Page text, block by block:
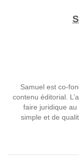
Samuel est co-
contenu éditorial.
faire juridique
simple et de